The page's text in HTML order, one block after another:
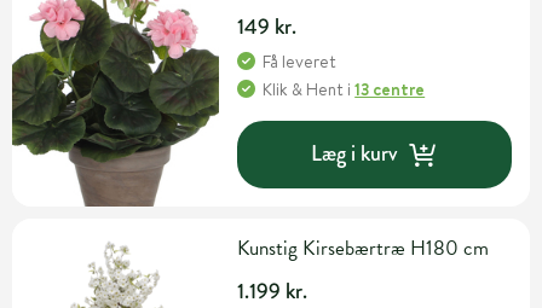
149 kr.
Få leveret
Klik & Hent i13 centre
Læg i kurv
Kunstig Kirsebærtræ H180 cm
1.199 kr.